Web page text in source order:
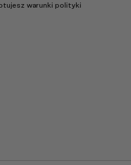
warunki polityki